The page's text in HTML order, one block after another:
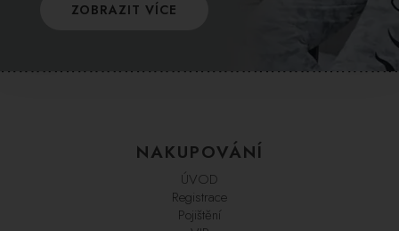
ZOBRAZIT VÍCE
NAKUPOVÁNÍ
ÚVOD
Registrace
Pojištění